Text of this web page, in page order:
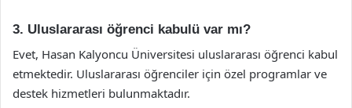
3. Uluslararası öğrenci kabulü var mı?
Evet, Hasan Kalyoncu Üniversitesi uluslararası öğrenci kabul
etmektedir. Uluslararası öğrenciler için özel programlar ve
destek hizmetleri bulunmaktadır.